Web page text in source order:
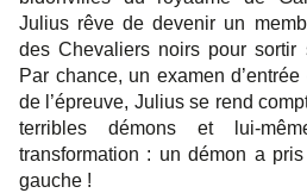
Julius rêve de devenir un
des Chevaliers noirs pour
Par chance, un examen
de l’épreuve, Julius se rend
terribles démons et lui-
transformation : un démon a
gauche !